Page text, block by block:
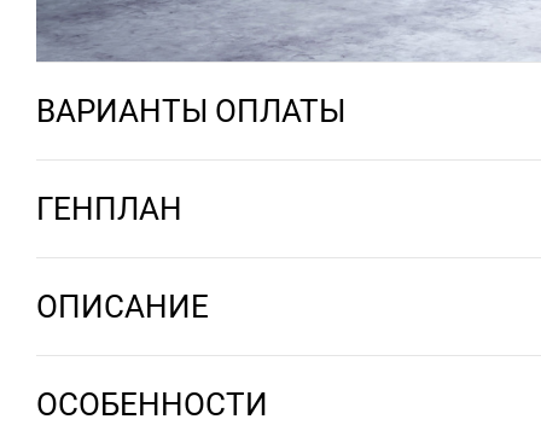
ВАРИАНТЫ ОПЛАТЫ
ГЕНПЛАН
ОПИСАНИЕ
ОСОБЕННОСТИ